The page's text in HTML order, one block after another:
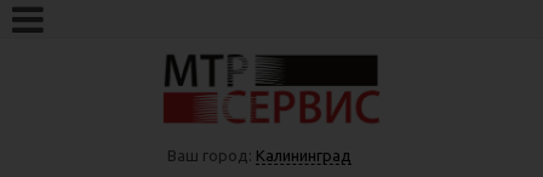
Ваш город: Калининград